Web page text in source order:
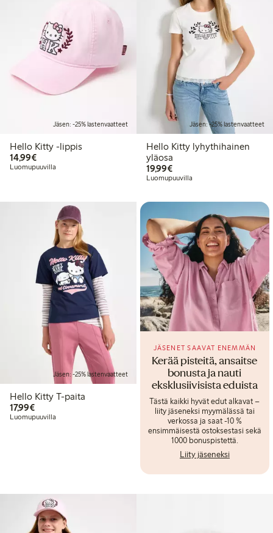
Jäsen: -25% lastenvaatteet
Hello Kitty -lippis
14,99€14,99 €
Luomupuuvilla
Jäsen: -25% lastenvaatteet
Hello Kitty lyhythihainen
yläosa
19,99€19,99 €
Luomupuuvilla
Jäsen: -25% lastenvaatteet
Hello Kitty T-paita
17,99€17,99 €
Luomupuuvilla
Kerää pisteitä, ansaitse
bonusta ja nauti
eksklusiivisista eduista
JÄSENET SAAVAT ENEMMÄN
Tästä kaikki hyvät edut alkavat –
liity jäseneksi myymälässä tai
verkossa ja saat -10 %
ensimmäisestä ostoksestasi sekä
1000 bonuspistettä.
Liity jäseneksi